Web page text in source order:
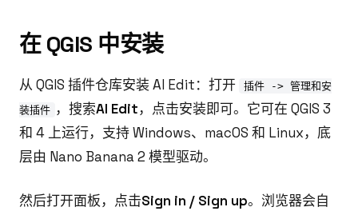
在 QGIS 中安装
从 QGIS 插件仓库安装 AI Edit：打开
插件 -> 管理和安
装插件 ，搜索AI Edit，点击安装即可。它可在 QGIS 3
和 4 上运行，支持 Windows、macOS 和 Linux，底
层由 Nano Banana 2 模型驱动。
然后打开面板，点击Sign in / Sign up。浏览器会自